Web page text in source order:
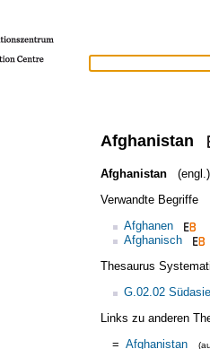
Afghanistan
Afghanistan
(engl.)
Verwandte Begriffe
Afghanen
Afghanisch
Thesaurus
G.02.02
Links zu anderen
= Afghanistan